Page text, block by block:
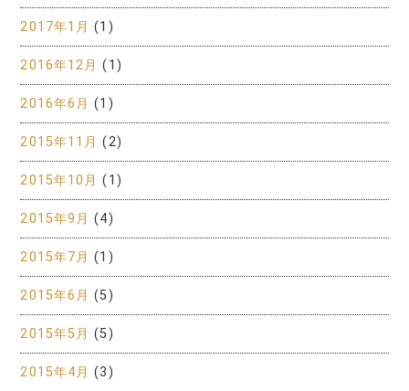
2017年1月 (1)
2016年12月 (1)
2016年6月 (1)
2015年11月 (2)
2015年10月 (1)
2015年9月 (4)
2015年7月 (1)
2015年6月 (5)
2015年5月 (5)
2015年4月 (3)